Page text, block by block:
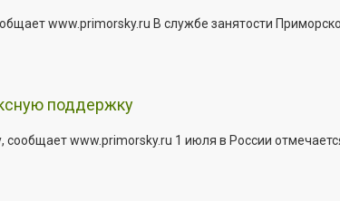
www.primorsky.ru В службе занятости
поддержку
www.primorsky.ru 1 июля в России